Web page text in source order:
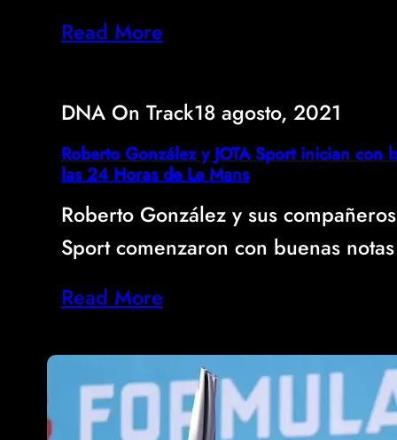
Read More
DNA On Track18 agosto, 2021
Roberto González y JOTA Sport inician con
las 24 Horas de Le Mans
Roberto González y sus
Sport comenzaron con buenas
Read More